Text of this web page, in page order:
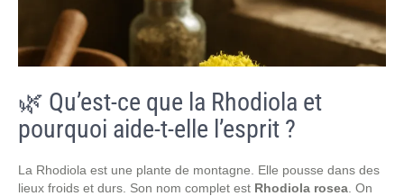
🌿 Qu’est-ce que la Rhodiola et
pourquoi aide-t-elle l’esprit ?
La Rhodiola est une plante de montagne. Elle pousse dans des
lieux froids et durs. Son nom complet est Rhodiola rosea . On